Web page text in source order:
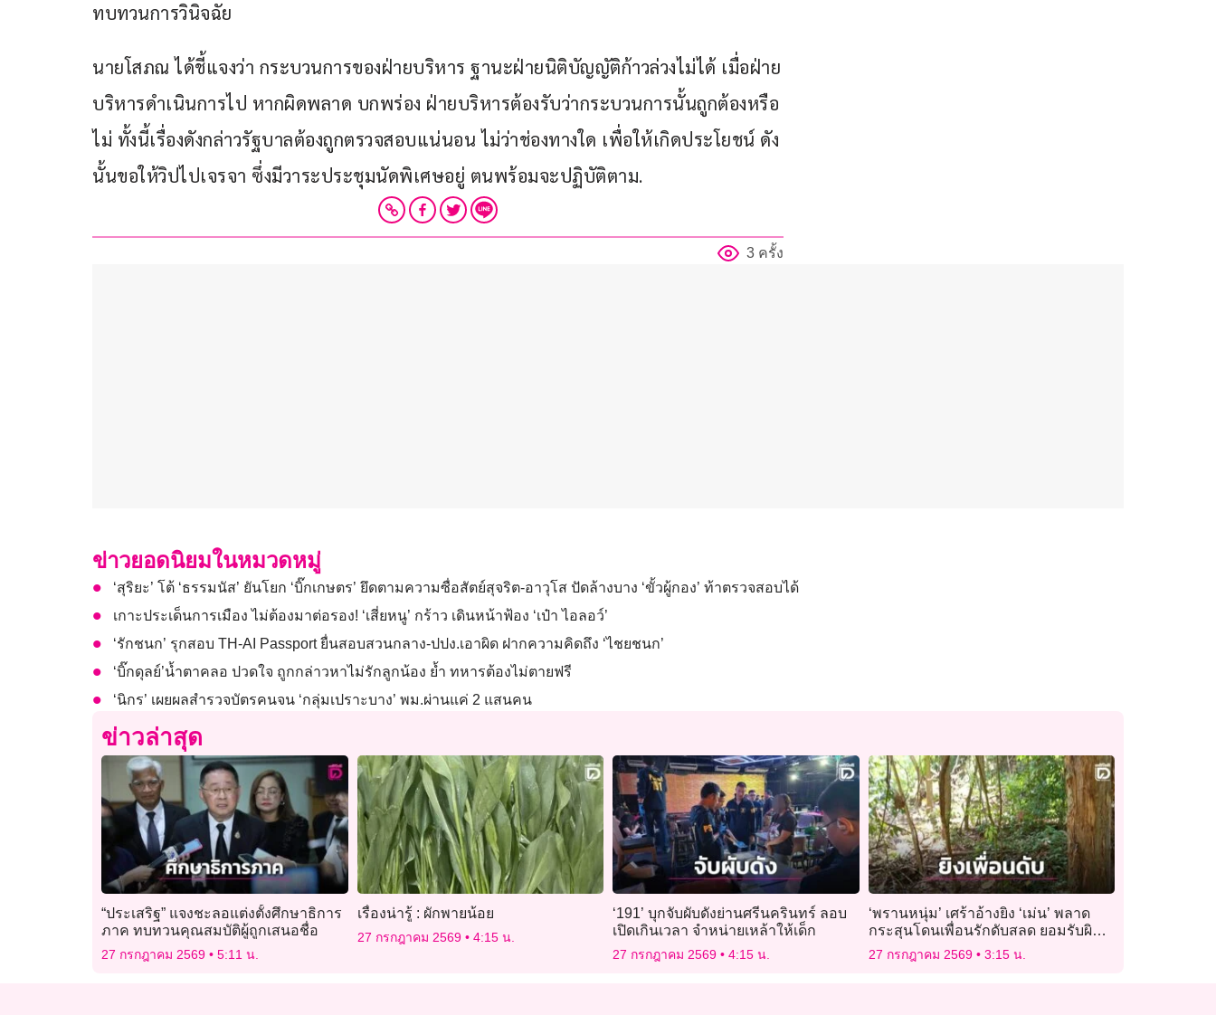
ทบทวนการวินิจฉัย
นายโสภณ ได้ชี้แจงว่า กระบวนการของฝ่ายบริหาร ฐานะฝ่ายนิติบัญญัติก้าวล่วงไม่ได้ เมื่อฝ่าย
บริหารดำเนินการไป หากผิดพลาด บกพร่อง ฝ่ายบริหารต้องรับว่ากระบวนการนั้นถูกต้องหรือ
ไม่ ทั้งนี้เรื่องดังกล่าวรัฐบาลต้องถูกตรวจสอบแน่นอน ไม่ว่าช่องทางใด เพื่อให้เกิดประโยชน์ ดัง
นั้นขอให้วิปไปเจรจา ซึ่งมีวาระประชุมนัดพิเศษอยู่ ตนพร้อมจะปฏิบัติตาม.
3 ครั้ง
ข่าวยอดนิยมในหมวดหมู่
‘สุริยะ’ โต้ ‘ธรรมนัส’ ยันโยก ‘บิ๊กเกษตร’ ยึดตามความซื่อสัตย์สุจริต-อาวุโส ปัดล้างบาง ‘ขั้วผู้กอง’ ท้าตรวจสอบได้
เกาะประเด็นการเมือง ไม่ต้องมาต่อรอง! ‘เสี่ยหนู’ กร้าว เดินหน้าฟ้อง ‘เป๋า ไอลอว์’
‘รักชนก’ รุกสอบ TH-AI Passport ยื่นสอบสวนกลาง-ปปง.เอาผิด ฝากความคิดถึง ‘ไชยชนก’
‘บิ๊กดุลย์’น้ำตาคลอ ปวดใจ ถูกกล่าวหาไม่รักลูกน้อง ย้ำ ทหารต้องไม่ตายฟรี
‘นิกร’ เผยผลสำรวจบัตรคนจน ‘กลุ่มเปราะบาง’ พม.ผ่านแค่ 2 แสนคน
ข่าวล่าสุด
“ประเสริฐ” แจงชะลอแต่งตั้งศึกษาธิการ
ภาค ทบทวนคุณสมบัติผู้ถูกเสนอชื่อ
27 กรกฎาคม 2569 5:11 น.
เรื่องน่ารู้ : ผักพายน้อย
27 กรกฎาคม 2569 4:15 น.
‘191’ บุกจับผับดังย่านศรีนครินทร์ ลอบ
เปิดเกินเวลา จำหน่ายเหล้าให้เด็ก
27 กรกฎาคม 2569 4:15 น.
‘พรานหนุ่ม’ เศร้าอ้างยิง ‘เม่น’ พลาด
กระสุนโดนเพื่อนรักดับสลด ยอมรับผิด
ยืนรอมอบตัวกับตำรวจ
27 กรกฎาคม 2569 3:15 น.